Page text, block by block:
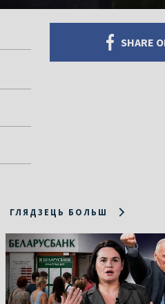
SHARE
ГЛЯДЗЕЦЬ БОЛЬШ